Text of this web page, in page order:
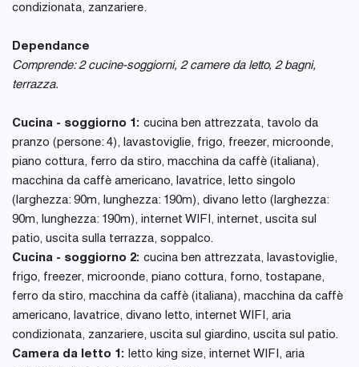
condizionata, zanzariere.
Dependance
Comprende: 2 cucine-soggiorni, 2 camere da letto, 2 bagni,
terrazza.
Cucina - soggiorno 1: cucina ben attrezzata, tavolo da
pranzo (persone: 4), lavastoviglie, frigo, freezer, microonde,
piano cottura, ferro da stiro, macchina da caffè (italiana),
macchina da caffè americano, lavatrice, letto singolo
(larghezza: 90m, lunghezza: 190m), divano letto (larghezza:
90m, lunghezza: 190m), internet WIFI, internet, uscita sul
patio, uscita sulla terrazza, soppalco.
Cucina - soggiorno 2: cucina ben attrezzata, lavastoviglie,
frigo, freezer, microonde, piano cottura, forno, tostapane,
ferro da stiro, macchina da caffè (italiana), macchina da caffè
americano, lavatrice, divano letto, internet WIFI, aria
condizionata, zanzariere, uscita sul giardino, uscita sul patio.
Camera da letto 1: letto king size, internet WIFI, aria